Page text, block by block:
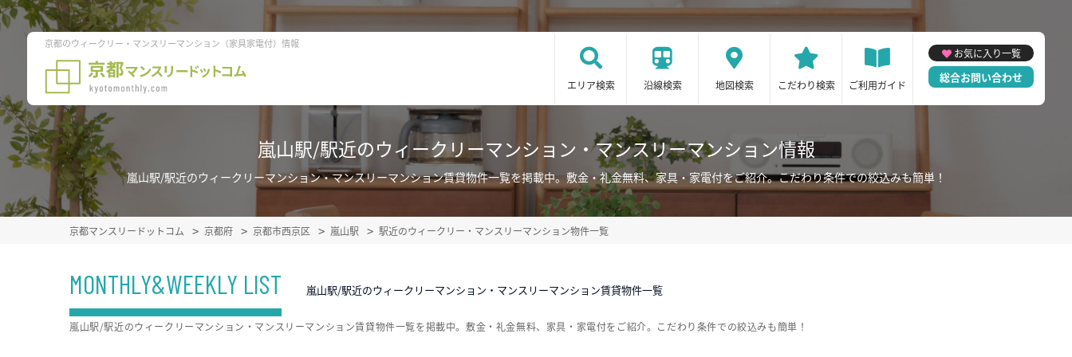
京都のウィークリー・マンスリーマンション（家具家電付）情報
エリア検索 沿線検索 地図検索 こだわり検索 ご利用ガイド
お気に入り一覧
総合お問い合わせ
嵐山駅/駅近のウィークリーマンション・マンスリーマンション情報
嵐山駅/駅近のウィークリーマンション・マンスリーマンション賃貸物件一覧を掲載中。敷金・礼金無料、家具・家電付をご紹介。こだわり条件での絞込みも簡単！
京都マンスリードットコム 京都府 京都市西京区 嵐山駅 駅近のウィークリー・マンスリーマンション物件一覧
MONTHLY&WEEKLY LIST 嵐山駅/駅近のウィークリーマンション・マンスリーマンション賃貸物件一覧
嵐山駅/駅近のウィークリーマンション・マンスリーマンション賃貸物件一覧を掲載中。敷金・礼金無料、家具・家電付をご紹介。こだわり条件での絞込みも簡単！